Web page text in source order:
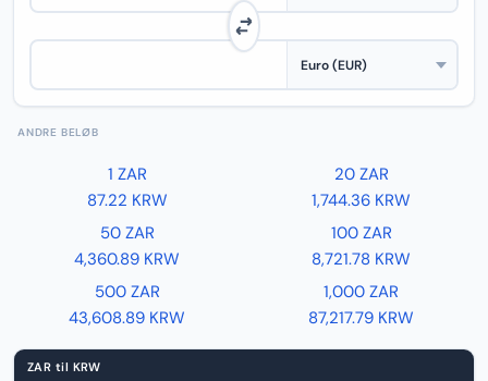
ANDRE BELØB
1 ZAR
87.22 KRW
20 ZAR
1,744.36 KRW
50 ZAR
4,360.89 KRW
100 ZAR
8,721.78 KRW
500 ZAR
43,608.89 KRW
1,000 ZAR
87,217.79 KRW
ZAR til KRW